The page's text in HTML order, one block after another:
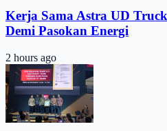
Kerja Sama Astra UD
Demi Pasokan Energi
2 hours ago